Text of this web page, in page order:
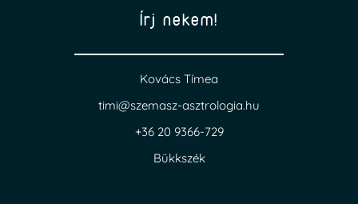
Írj nekem!
Kovács Tímea
timi@szemasz-asztrologia.hu
+36 20 9366-729
Bükkszék